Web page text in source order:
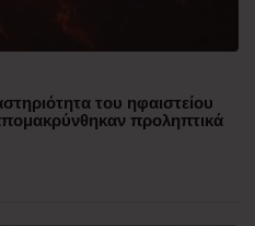
του ηφαιστείου
προληπτικά